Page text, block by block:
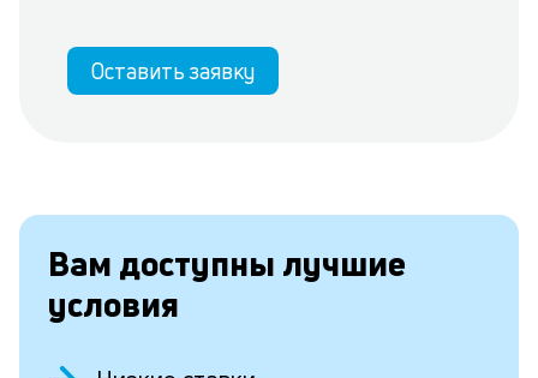
Оставить заявку
Вам доступны лучшие
условия